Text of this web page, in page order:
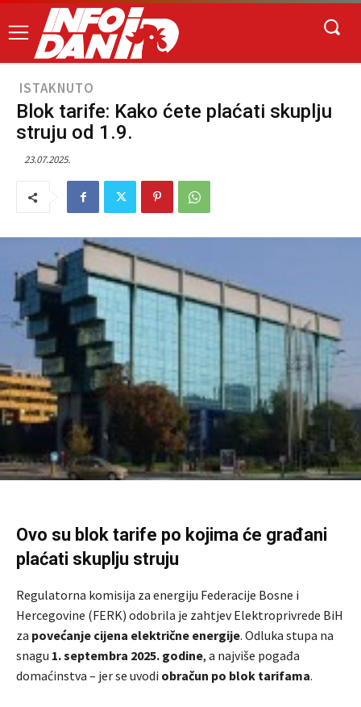
ISTAKNUTO
Blok tarife: Kako ćete plaćati skuplju
struju od 1.9.
23.07.2025.
Ovo su blok tarife po kojima će građani
plaćati skuplju struju
Regulatorna komisija za energiju Federacije Bosne i
Hercegovine (FERK) odobrila je zahtjev Elektroprivrede BiH
za povećanje cijena električne energije. Odluka stupa na
snagu 1. septembra 2025. godine, a najviše pogađa
domaćinstva – jer se uvodi obračun po blok tarifama.